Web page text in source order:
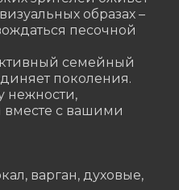
образах –
песочной
семейный
поколения.
нежности,
вместе с вашими
варган, духовые,